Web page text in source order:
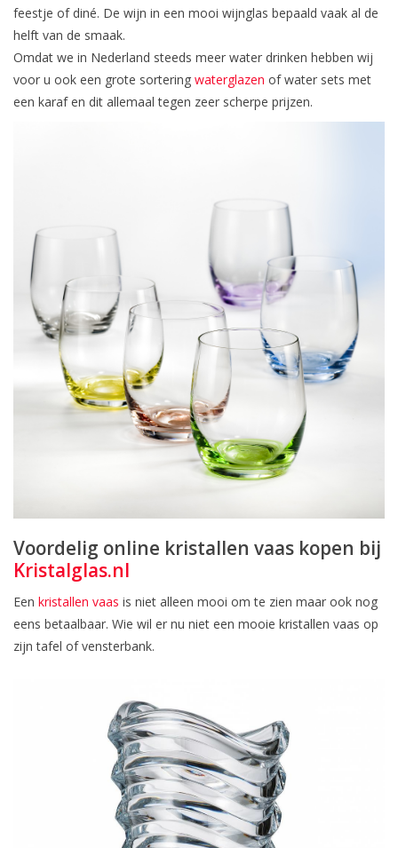
feestje of diné. De wijn in een mooi wijnglas bepaald vaak al de
helft van de smaak.
Omdat we in Nederland steeds meer water drinken hebben wij
voor u ook een grote sortering waterglazen of water sets met
een karaf en dit allemaal tegen zeer scherpe prijzen.
Voordelig online kristallen vaas kopen bij
Kristalglas.nl
Een kristallen vaas is niet alleen mooi om te zien maar ook nog
eens betaalbaar. Wie wil er nu niet een mooie kristallen vaas op
zijn tafel of vensterbank.